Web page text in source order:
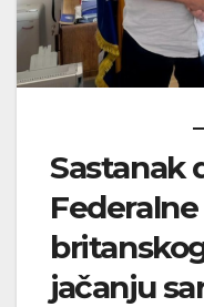
Sastanak
jačanju